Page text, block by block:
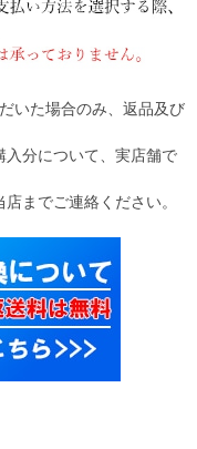
いた場合のみ、返品及び
分について、実店舗で
までご連絡ください。